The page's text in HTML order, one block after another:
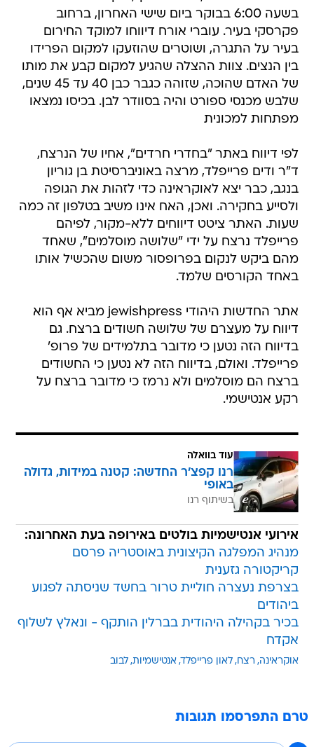
בשעה 6:00 בבוקר ביום שישי האחרון, ברחוב
פקרסקי בעיר. עוברי אורח דיווחו למוקד החירום
בעיר על התגרה, ושוטרים שהוזעקו למקום הפרידו
בין הנצים. צוות ההצלה שהגיע למקום קבע את מותו
של האדם שהוכה, שזוהה כגבר כבן 40 עד 45 שנים,
שלבש מכנסי ספורט והיה בסוודר לבן. בכיסו נמצאו
מפתחות למכונית
לפי דיווח באתר "בחדרי חרדים", אחיו של הנרצח,
ד"ר ודים פרייפלד, מרצה באוניברסיטת בן גוריון
בנגב, כבר יצא לאוקראינה כדי לזהות את הגופה
ולסייע בחקירה. ואכן, האח אינו משיב בטלפון זה כמה
שעות. האתר ציטט דיווחים ללא-מקור, לפיהם
פרייפלד נרצח על ידי "שלושה מוסלמים", שאחד
מהם ביקש לנקום בפרופסור משום שהכשיל אותו
באחד הקורסים שלמד.
אתר החדשות היהודי jewishpress מביא אף הוא
דיווח על מעצרם של שלושה חשודים ברצח. גם
בדיווח הזה נטען כי מדובר בתלמידים של פרופ'
פרייפלד. ואולם, בדיווח הזה לא נטען כי החשודים
ברצח הם מוסלמים ולא נרמז כי מדובר ברצח על
רקע אנטישמי.
עוד בוואלה
רנו קפצ'ר החדשה: קטנה במידות, גדולה
באופי
בשיתוף רנו
אירועי אנטישמיות בולטים באירופה בעת האחרונה:
מנהיג המפלגה הקיצונית באוסטריה פרסם
קריקטורה גזענית
בצרפת נעצרה חוליית טרור בחשד שניסתה לפגוע
ביהודים
בכיר בקהילה היהודית בברלין הותקף - ונאלץ לשלוף
אקדח
אוקראינה רצח לאון פרייפלד אנטישמיות לבוב
טרם התפרסמו תגובות